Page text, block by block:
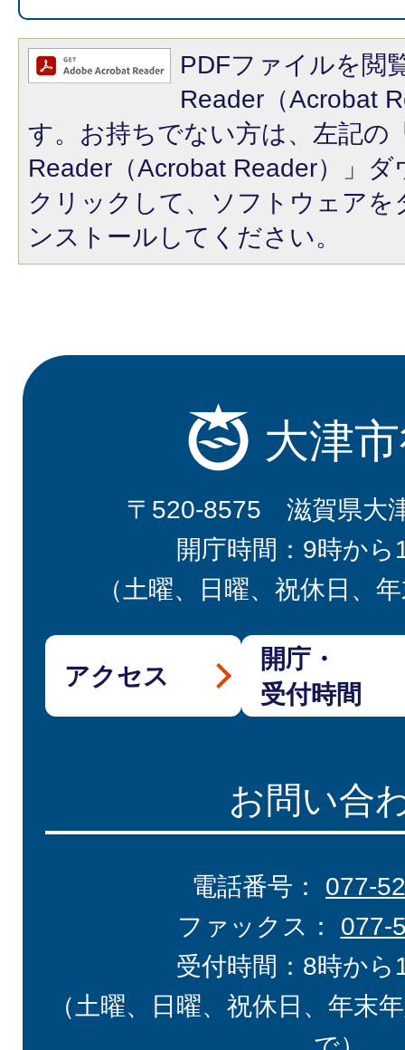
PDFファイルを閲
Reader（Acrobat
す。お持ちでない方は、左記の
Reader（Acrobat Reader）」
クリックして、ソフトウェア
ンストールしてください。
大津
〒520-8575 滋賀県大
開庁時間：9時から
（土曜、日曜、祝休日、
アクセス
開庁・
受付時間
お問い合
電話番号： 077-
ファックス： 077-
受付時間：8時から
（土曜、日曜、祝休日、年末